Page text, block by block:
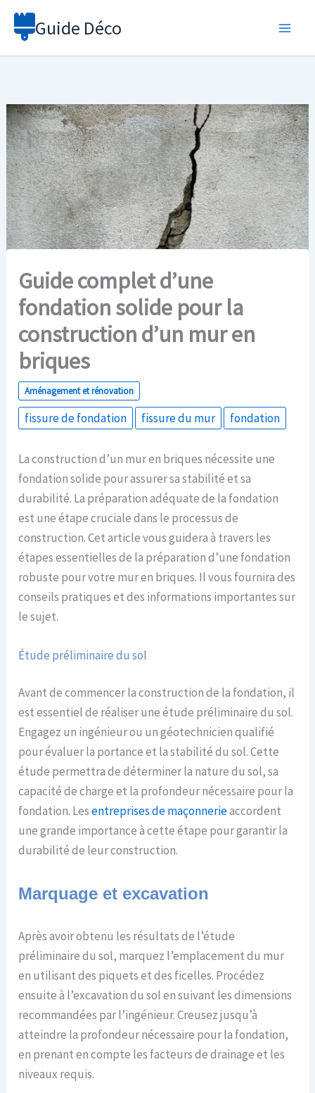
Aller
Guide Déco
Guide complet d’une
fondation solide pour la
construction d’un mur en
briques
Aménagement et rénovation
fissure de fondation fissure du mur fondation
La construction d’un mur en briques nécessite une
fondation solide pour assurer sa stabilité et sa
durabilité. La préparation adéquate de la fondation
est une étape cruciale dans le processus de
construction. Cet article vous guidera à travers les
étapes essentielles de la préparation d’une fondation
robuste pour votre mur en briques. Il vous fournira des
conseils pratiques et des informations importantes sur
le sujet.
Étude préliminaire du sol
Avant de commencer la construction de la fondation, il
est essentiel de réaliser une étude préliminaire du sol.
Engagez un ingénieur ou un géotechnicien qualifié
pour évaluer la portance et la stabilité du sol. Cette
étude permettra de déterminer la nature du sol, sa
capacité de charge et la profondeur nécessaire pour la
fondation. Lesentreprises de maçonnerieaccordent
une grande importance à cette étape pour garantir la
durabilité de leur construction.
Marquage et excavation
Après avoir obtenu les résultats de l’étude
préliminaire du sol, marquez l’emplacement du mur
en utilisant des piquets et des ficelles. Procédez
ensuite à l’excavation du sol en suivant les dimensions
recommandées par l’ingénieur. Creusez jusqu’à
atteindre la profondeur nécessaire pour la fondation,
en prenant en compte les facteurs de drainage et les
niveaux requis.